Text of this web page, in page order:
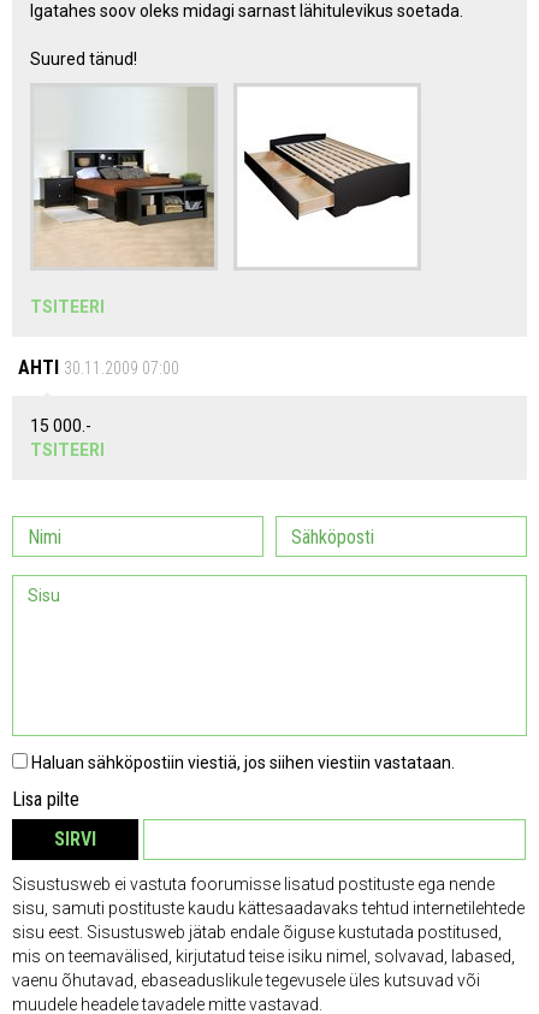
Igatahes soov oleks midagi sarnast lähitulevikus soetada.
Suured tänud!
TSITEERI
AHTI 30.11.2009 07:00
15 000.-
TSITEERI
Haluan sähköpostiin viestiä, jos siihen viestiin vastataan.
Lisa pilte
SIRVI
Sisustusweb ei vastuta foorumisse lisatud postituste ega nende
sisu, samuti postituste kaudu kättesaadavaks tehtud internetilehtede
sisu eest. Sisustusweb jätab endale õiguse kustutada postitused,
mis on teemavälised, kirjutatud teise isiku nimel, solvavad, labased,
vaenu õhutavad, ebaseaduslikule tegevusele üles kutsuvad või
muudele headele tavadele mitte vastavad.